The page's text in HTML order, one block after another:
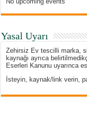
Yasal Uyarı
Zehirsiz Ev tescilli marka,
kaynağı ayrıca
Eserleri Kanunu uyarınca
İsteyin, kaynak/link verin,